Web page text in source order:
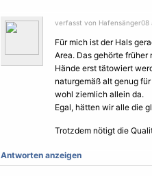
verfasst von Hafensänger08
Für mich ist der Hals
Area. Das gehörte früher
Hände erst tätowiert
naturgemäß alt genug
wohl ziemlich allein da.
Egal, hätten wir alle die
Trotzdem nötigt die
Antworten anzeigen